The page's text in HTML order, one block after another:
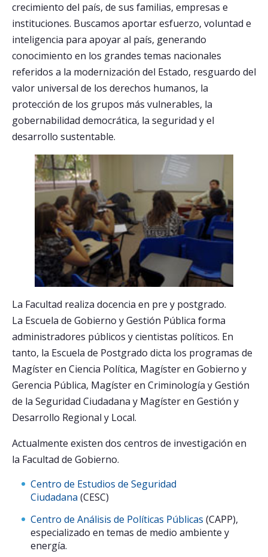
crecimiento del país, de sus familias, empresas e
instituciones. Buscamos aportar esfuerzo, voluntad e
inteligencia para apoyar al país, generando
conocimiento en los grandes temas nacionales
referidos a la modernización del Estado, resguardo del
valor universal de los derechos humanos, la
protección de los grupos más vulnerables, la
gobernabilidad democrática, la seguridad y el
desarrollo sustentable.
La Facultad realiza docencia en pre y postgrado.
La Escuela de Gobierno y Gestión Pública forma
administradores públicos y cientistas políticos. En
tanto, la Escuela de Postgrado dicta los programas de
Magíster en Ciencia Política, Magíster en Gobierno y
Gerencia Pública, Magíster en Criminología y Gestión
de la Seguridad Ciudadana y Magíster en Gestión y
Desarrollo Regional y Local.
Actualmente existen dos centros de investigación en
la Facultad de Gobierno.
Centro de Estudios de Seguridad
Ciudadana (CESC)
Centro de Análisis de Políticas Públicas (CAPP),
especializado en temas de medio ambiente y
energía.